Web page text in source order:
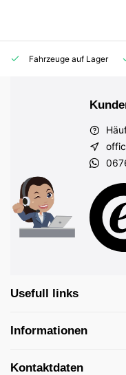
Fahrzeuge auf Lager
Usefull links
Informationen
Kontaktdaten